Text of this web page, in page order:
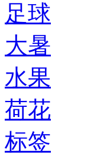
足球
大暑
水果
荷花
标签